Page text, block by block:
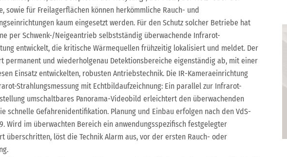
sowie für Freilagerflächen können herkömmliche Rauch- und
kaum eingesetzt werden. Für den Schutz solcher Betriebe hat
per Schwenk-/Neigeantrieb selbstständig überwachende Infrarot-
entwickelt, die kritische Wärmequellen frühzeitig lokalisiert und meldet. Der
permanent und wiederholgenau Detektionsbereiche eigenständig ab, mit einer
Einsatz entwickelten, robusten Antriebstechnik. Die IR-Kameraeinrichtung
Strahlungsmessung mit Echtbildaufzeichnung: Ein parallel zur Infrarot-
umschaltbares Panorama-Videobild erleichtert den überwachenden
schnelle Gefahrenidentifikation. Planung und Einbau erfolgen nach den VdS-
Wird im überwachten Bereich ein anwendungsspezifisch festgelegter
überschritten, löst die Technik Alarm aus, vor der ersten Rauch- oder